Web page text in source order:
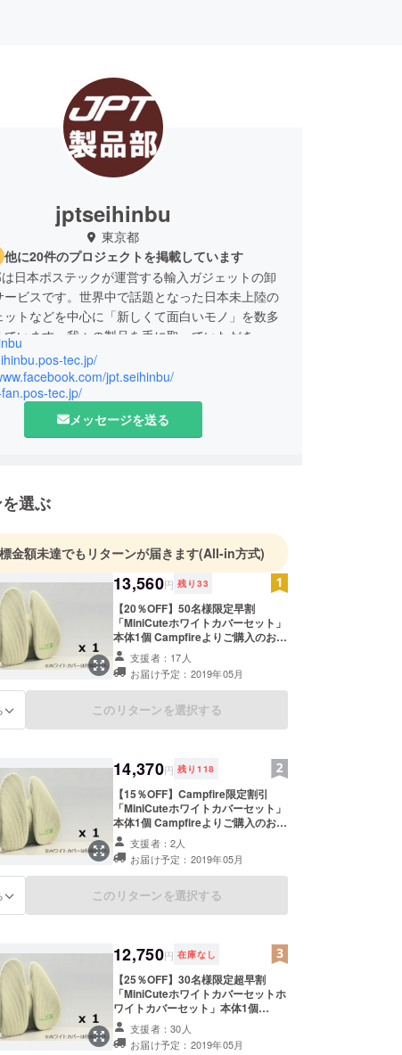
jptseihinbu
東京都
他に20件のプロジェクトを掲載しています
日本ポステックが運営する輸入ガジェットの卸
ービスです。世界中で話題となった日本未上陸の
ットなどを中心に「新しくて面白いモノ」を数多
います。我々の製品を手に取っていただき、今
しくて面白い体験と感動をして頂けましたら幸
tec.jp/
jpt.seihinbu/
tec.jp/
メッセージを送る
選ぶ
金額未達でもリターンが届きます(All-in方式)
13,560円 残り 33
【20％OFF】50名様限定早割
「MiniCuteホワイトカバーセット」
本体1個 Campfireよりご購入のお客
様【50名様】限定でご提供いたしま
す！ 販売予定価格より約20％OFFで
「MiniCuteホワイトカバーセット」
を1個お送りいたします。 送付物
MiniCuteホワイトカバーセット 1個
20％OFF +送料 ※皆様のご支援に
より量産効率が向上した場合、正規
販売価格が販売予定価格より下がる
可能性もございます。 ※デザイン・
仕様は変更になる可能性もございま
す。ご了承ください。 ※ご注文状
況、使用部材の供給状況、製造工程
上の都合等により出荷時期が遅れる
場合があります。
支援者：17人
お届け予定：2019年05月
このリターンを選択する
14,370円 残り 118
【15％OFF】Campfire限定割引
「MiniCuteホワイトカバーセット」
本体1個 Campfireよりご購入のお客
様限定でご提供いたします！ 販売予
定価格より約15％OFFで「MiniCute
ホワイトカバーセット」を1個お送
りいたします。 送付物 MiniCuteホ
ワイトカバーセット 1個 カラーは2
様のご支援により量産効率が向上し
た場合、正規販売価格が販売予定価
格より下がる可能性もございます。
※デザイン・仕様は変更になる可能
性もございます。ご了承ください。
※ご注文状況、使用部材の供給状
況、製造工程上の都合等により出荷
時期が遅れる場合があります。
支援者：2人
お届け予定：2019年05月
このリターンを選択する
12,750円 在庫なし
【25％OFF】30名様限定超早割
「MiniCuteホワイトカバーセットホ
ワイトカバーセット」本体1個
Campfireよりご購入のお客様【30
名様】限定でご提供いたします！ 販
売予定価格より約25％OFFで
支援者：30人
お届け予定：2019年05月